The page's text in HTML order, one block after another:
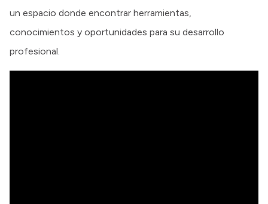
un espacio donde encontrar herramientas,
conocimientos y oportunidades para su desarrollo
profesional.